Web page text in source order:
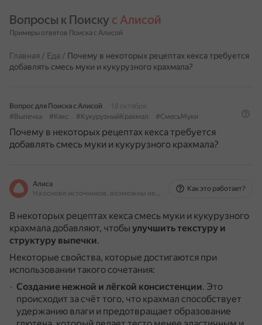
Вопросы к Поиску с Алисой
Примеры ответов Поиска с Алисой
Главная / Еда / Почему в некоторых рецептах кекса требуется
добавлять смесь муки и кукурузного крахмала?
Вопрос для Поиска с Алисой
18 октября
#Выпечка
#Кекс #КукурузныйКрахмал #СмесьМуки
Почему в некоторых рецептах кекса требуется
добавлять смесь муки и кукурузного крахмала?
Алиса
На основе источников, возможны неточности
Как это работает?
В некоторых рецептах кекса смесь муки и кукурузного
крахмала добавляют, чтобы улучшить текстуру и
структуру выпечки.
Некоторые свойства, которые достигаются при
использовании такого сочетания:
Создание нежной и лёгкой консистенции. Это
происходит за счёт того, что крахмал способствует
удержанию влаги и предотвращает образование